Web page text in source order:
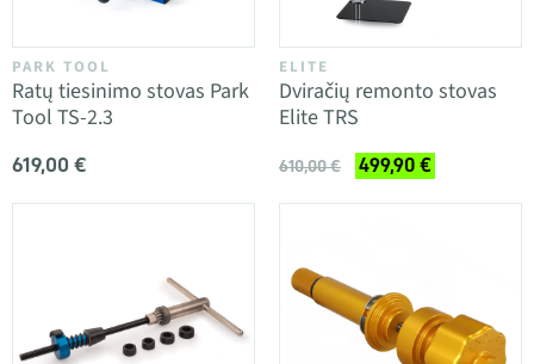
PARK TOOL
Ratų tiesinimo stovas Park
Tool TS-2.3
619,00 €
ELITE
Dviračių remonto stovas
Elite TRS
610,00 € 499,90 €